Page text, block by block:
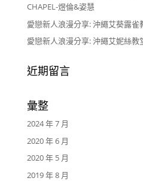
CHAPEL-煜倫&姿慧
愛戀新人浪漫分享: 沖繩艾葵露雀
愛戀新人浪漫分享: 沖繩艾妮絲教
近期留言
彙整
2024 年 7 月
2020 年 6 月
2020 年 5 月
2019 年 8 月